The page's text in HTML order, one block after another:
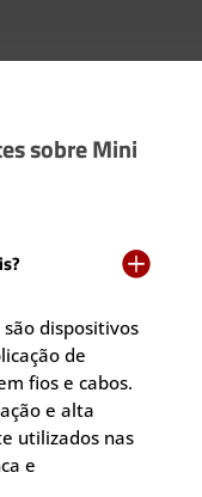
sobre Mini

são dispositivos
de
fios e cabos.
e alta
utilizados nas
e